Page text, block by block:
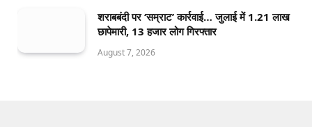
शराबबंदी पर ‘सम्राट’ कार्रवाई… जुलाई में 1.21 लाख
छापेमारी, 13 हजार लोग गिरफ्तार
August 7, 2026